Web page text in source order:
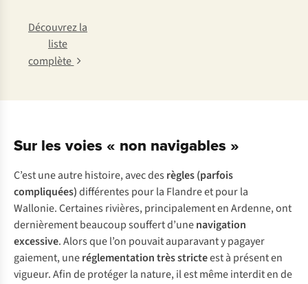
Découvrez la
liste
complète
Sur les voies « non navigables »
C’estuneautrehistoire,avecdes règles(parfois
compliquées)différentes pourla Flandreetpourla
Wallonie.Certaines rivières,principalementenArdenne,ont
dernièrementbeaucoupsouffertd’unenavigation
excessive.Alorsquel’on pouvaitauparavantypagayer
gaiement,uneréglementationtrèsstricteestà présenten
vigueur.Afindeprotégerla nature,ilestmêmeinterditen de